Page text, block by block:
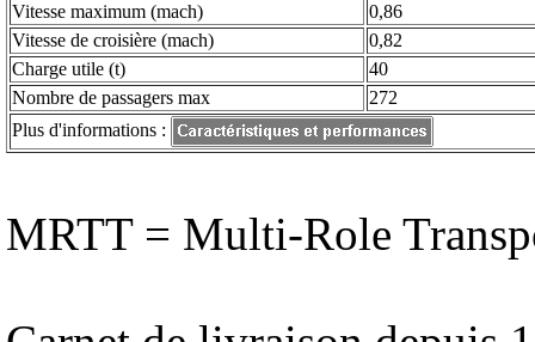
Vitesse maximum (mach)
0,86
Vitesse de croisière (mach)
0,82
Charge utile (t)
40
Nombre de passagers max
272
Plus d'informations :
MRTT = Multi-Role